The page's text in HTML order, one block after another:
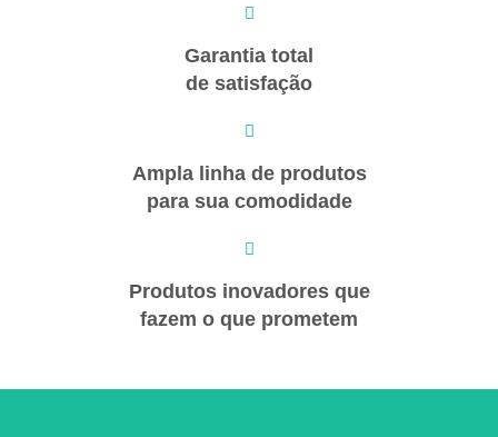
Garantia total
de satisfação
Ampla linha de produtos
para sua comodidade
Produtos inovadores que
fazem o que prometem